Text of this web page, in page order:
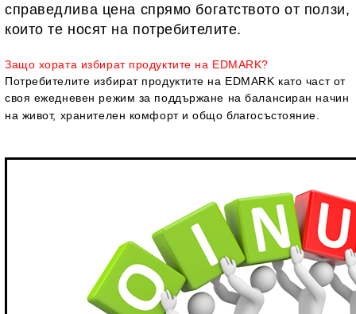
справедлива цена спрямо богатството от ползи,
които те носят на потребителите.
Защо хората избират продуктите на EDMARK?
Потребителите избират продуктите на EDMARK като част от
своя ежедневен режим за поддържане на балансиран начин
на живот, хранителен комфорт и общо благосъстояние.